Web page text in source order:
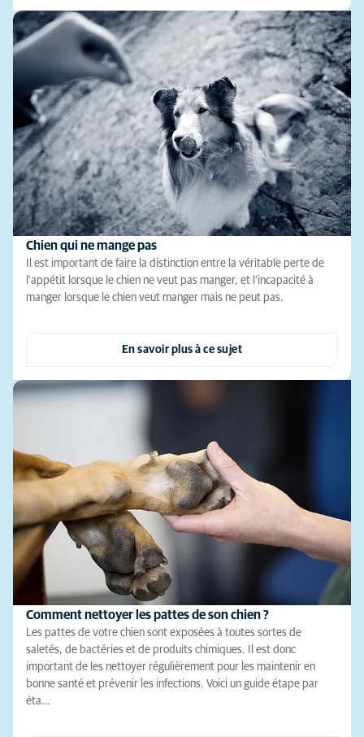
Chien qui ne mange pas
Il est important de faire la distinction entre la véritable perte de
l'appétit lorsque le chien ne veut pas manger, et l'incapacité à
manger lorsque le chien veut manger mais ne peut pas.
En savoir plus à ce sujet
Comment nettoyer les pattes de son chien ?
Les pattes de votre chien sont exposées à toutes sortes de
saletés, de bactéries et de produits chimiques. Il est donc
important de les nettoyer régulièrement pour les maintenir en
bonne santé et prévenir les infections. Voici un guide étape par
éta…